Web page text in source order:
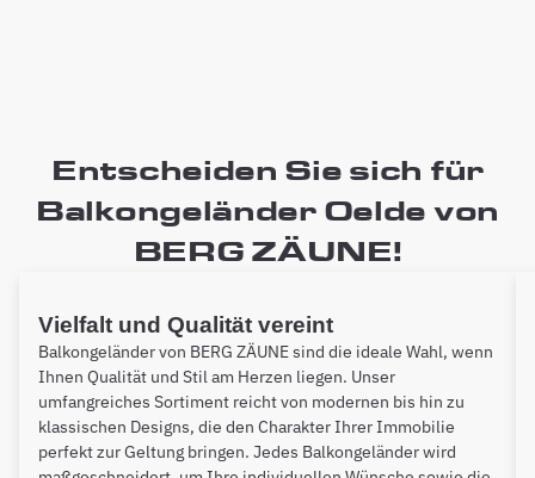
Entscheiden Sie sich für
Balkongeländer Oelde von
BERG ZÄUNE!
Vielfalt und Qualität vereint
Balkongeländer von BERG ZÄUNE sind die ideale Wahl, wenn
Ihnen Qualität und Stil am Herzen liegen. Unser
umfangreiches Sortiment reicht von modernen bis hin zu
klassischen Designs, die den Charakter Ihrer Immobilie
perfekt zur Geltung bringen. Jedes Balkongeländer wird